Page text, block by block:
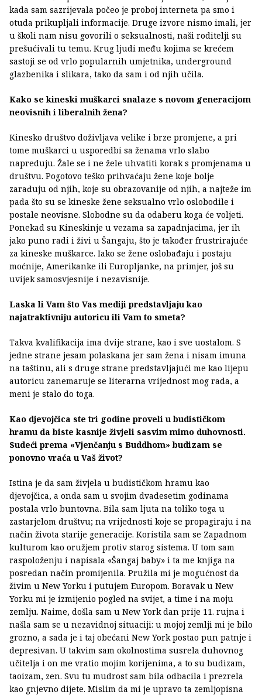
kada sam sazrijevala počeo je proboj interneta pa smo i
otuda prikupljali informacije. Druge izvore nismo imali, jer
u školi nam nisu govorili o seksualnosti, naši roditelji su
prešućivali tu temu. Krug ljudi među kojima se krećem
sastoji se od vrlo popularnih umjetnika, underground
glazbenika i slikara, tako da sam i od njih učila.
Kako se kineski muškarci snalaze s novom generacijom
neovisnih i liberalnih žena?
Kinesko društvo doživljava velike i brze promjene, a pri
tome muškarci u usporedbi sa ženama vrlo slabo
napreduju. Žale se i ne žele uhvatiti korak s promjenama u
društvu. Pogotovo teško prihvaćaju žene koje bolje
zarađuju od njih, koje su obrazovanije od njih, a najteže im
pada što su se kineske žene seksualno vrlo oslobodile i
postale neovisne. Slobodne su da odaberu koga će voljeti.
Ponekad su Kineskinje u vezama sa zapadnjacima, jer ih
jako puno radi i živi u Šangaju, što je također frustrirajuće
za kineske muškarce. Iako se žene oslobađaju i postaju
moćnije, Amerikanke ili Europljanke, na primjer, još su
uvijek samosvjesnije i nezavisnije.
Laska li Vam što Vas mediji predstavljaju kao
najatraktivniju autoricu ili Vam to smeta?
Takva kvalifikacija ima dvije strane, kao i sve uostalom. S
jedne strane jesam polaskana jer sam žena i nisam imuna
na taštinu, ali s druge strane predstavljajući me kao lijepu
autoricu zanemaruje se literarna vrijednost mog rada, a
meni je stalo do toga.
Kao djevojčica ste tri godine proveli u budističkom
hramu da biste kasnije živjeli sasvim mimo duhovnosti.
Sudeći prema «Vjenčanju s Buddhom» budizam se
ponovno vraća u Vaš život?
Istina je da sam živjela u budističkom hramu kao
djevojčica, a onda sam u svojim dvadesetim godinama
postala vrlo buntovna. Bila sam ljuta na toliko toga u
zastarjelom društvu; na vrijednosti koje se propagiraju i na
način života starije generacije. Koristila sam se Zapadnom
kulturom kao oružjem protiv starog sistema. U tom sam
raspoloženju i napisala «Šangaj baby» i ta me knjiga na
posredan način promijenila. Pružila mi je mogućnost da
živim u New Yorku i putujem Europom. Boravak u New
Yorku mi je izmijenio pogled na svijet, a time i na moju
zemlju. Naime, došla sam u New York dan prije 11. rujna i
našla sam se u nezavidnoj situaciji: u mojoj zemlji mi je bilo
grozno, a sada je i taj obećani New York postao pun patnje i
depresivan. U takvim sam okolnostima susrela duhovnog
učitelja i on me vratio mojim korijenima, a to su budizam,
taoizam, zen. Svu tu mudrost sam bila odbacila i prezrela
kao gnjevno dijete. Mislim da mi je upravo ta zemljopisna